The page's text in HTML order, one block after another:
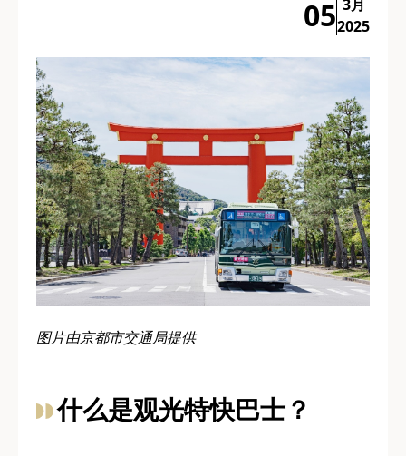
05 3月
2025
图片由京都市交通局提供
什么是观光特快巴士？